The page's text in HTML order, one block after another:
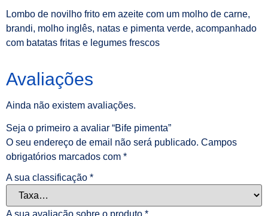
Lombo de novilho frito em azeite com um molho de carne,
brandi, molho inglês, natas e pimenta verde, acompanhado
com batatas fritas e legumes frescos
Avaliações
Ainda não existem avaliações.
Seja o primeiro a avaliar “Bife pimenta”
O seu endereço de email não será publicado. Campos
obrigatórios marcados com *
A sua classificação *
A sua avaliação sobre o produto *